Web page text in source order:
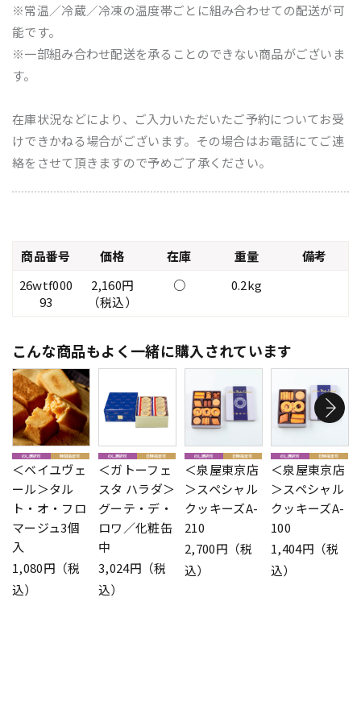
※常温／冷蔵／冷凍の温度帯ごとに組み合わせての配送が可
能です。
※一部組み合わせ配送を承ることのできない商品がございま
す。
在庫状況などにより、ご入力いただいたご予約についてお受
けできかねる場合がございます。その場合はお電話にてご連
絡をさせて頂きますので予めご了承ください。
商品番号 価格 在庫 重量
備考
26wtf000
93
2,160円
（税込）
○ 0.2kg
こんな商品もよく一緒に購入されています
＜ベイユヴェ
ール＞タル
ト・オ・フロ
マージュ3個
入
1,080円（税
込）
＜ガトーフェ
スタ ハラダ＞
グーテ・デ・
ロワ／化粧缶
中
3,024円（税
込）
＜泉屋東京店
＞スペシャル
クッキーズA-
210
2,700円（税
込）
＜泉屋東京店
＞スペシャル
クッキーズA-
100
1,404円（税
込）